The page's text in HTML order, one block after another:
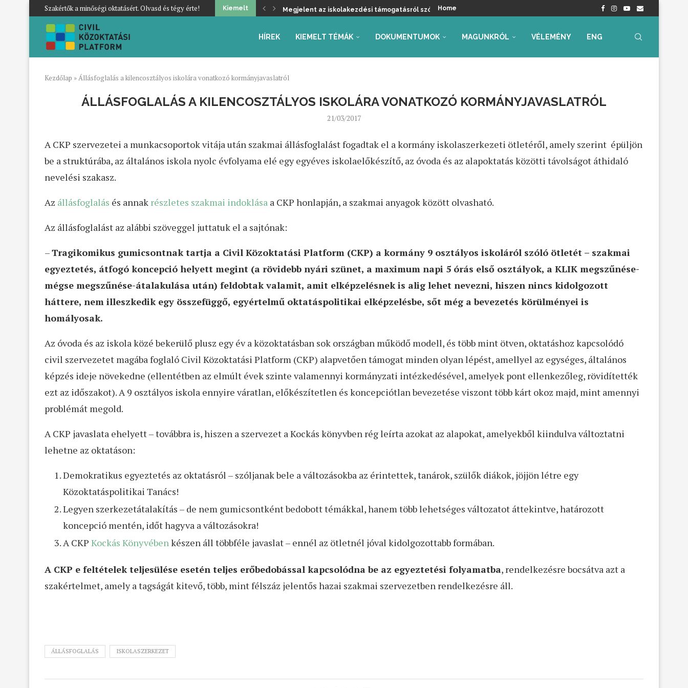
Szakértők a minőségi oktatásért. Olvasd és tégy érte! Kiemelt Üdvözöljük a kancellári rendszer kivezetését, de maradtak aggályaink
Home
HÍREK KIEMELT TÉMÁK DOKUMENTUMOK MAGUNKRÓL VÉLEMÉNY ENG
Kezdőlap »Állásfoglalás a kilencosztályos iskolára vonatkozó kormányjavaslatról
ÁLLÁSFOGLALÁS A KILENCOSZTÁLYOS ISKOLÁRA VONATKOZÓ KORMÁNYJAVASLATRÓL
21/03/2017
A CKP szervezetei a munkacsoportok vitája után szakmai állásfoglalást fogadtak el a kormány iskolaszerkezeti ötletéről, amely szerint épüljön
be a struktúrába, az általános iskola nyolc évfolyama elé egy egyéves iskolaelőkészítő, az óvoda és az alapoktatás közötti távolságot áthidaló
nevelési szakasz.
Az állásfoglalás és annak részletes szakmai indoklása a CKP honlapján, a szakmai anyagok között olvasható.
Az állásfoglalást az alábbi szöveggel juttatuk el a sajtónak:
–Tragikomikus gumicsontnak tartja a Civil Közoktatási Platform (CKP) a kormány 9 osztályos iskoláról szóló ötletét – szakmai
egyeztetés, átfogó koncepció helyett megint (a rövidebb nyári szünet, a maximum napi 5 órás első osztályok, a KLIK megszűnése-
mégse megszűnése-átalakulása után) feldobtak valamit, amit elképzelésnek is alig lehet nevezni, hiszen nincs kidolgozott
háttere, nem illeszkedik egy összefüggő, egyértelmű oktatáspolitikai elképzelésbe, sőt még a bevezetés körülményei is
homályosak.
Az óvoda és az iskola közé bekerülő plusz egy év a közoktatásban sok országban működő modell, és több mint ötven, oktatáshoz kapcsolódó
civil szervezetet magába foglaló Civil Közoktatási Platform (CKP) alapvetően támogat minden olyan lépést, amellyel az egységes, általános
képzés ideje növekedne (ellentétben az elmúlt évek szinte valamennyi kormányzati intézkedésével, amelyek pont ellenkezőleg, rövidítették
ezt az időszakot). A 9 osztályos iskola ennyire váratlan, előkészítetlen és koncepciótlan bevezetése viszont több kárt okoz majd, mint amennyi
problémát megold.
A CKP javaslata ehelyett – továbbra is, hiszen a szervezet a Kockás könyvben rég leírta azokat az alapokat, amelyekből kiindulva változtatni
lehetne az oktatáson:
Demokratikus egyeztetés az oktatásról – szóljanak bele a változásokba az érintettek, tanárok, szülők diákok, jöjjön létre egy
Közoktatáspolitikai Tanács!
Legyen szerkezetátalakítás – de nem gumicsontként bedobott témákkal, hanem több lehetséges változatot áttekintve, határozott
koncepció mentén, időt hagyva a változásokra!
A CKP Kockás Könyvébenkészen áll többféle javaslat – ennél az ötletnél jóval kidolgozottabb formában.
A CKP e feltételek teljesülése esetén teljes erőbedobással kapcsolódna be az egyeztetési folyamatba, rendelkezésre bocsátva azt a
szakértelmet, amely a tagságát kitevő, több, mint félszáz jelentős hazai szakmai szervezetben rendelkezésre áll.
ÁLLÁSFOGLALÁS ISKOLASZERKEZET